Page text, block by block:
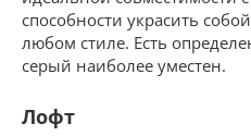
способности украсить
любом стиле. Есть
серый наиболее уместен.
Лофт